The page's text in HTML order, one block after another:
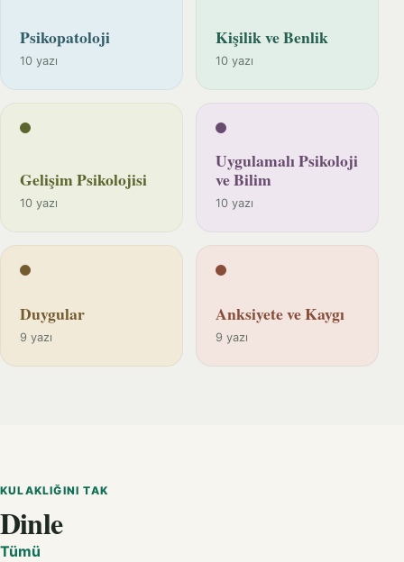
Psikopatoloji
10 yazı
Kişilik ve Benlik
10 yazı
Gelişim Psikolojisi
10 yazı
Uygulamalı Psikoloji
ve Bilim
10 yazı
Duygular
9 yazı
Anksiyete ve Kaygı
9 yazı
KULAKLIĞINI TAK
Dinle
Tümü